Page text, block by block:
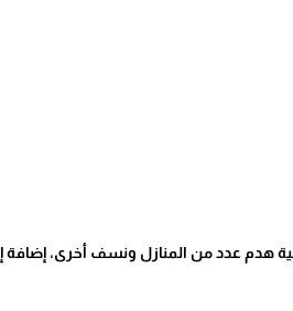
هدم عدد من المنازل ونسف أخرى، إضافة